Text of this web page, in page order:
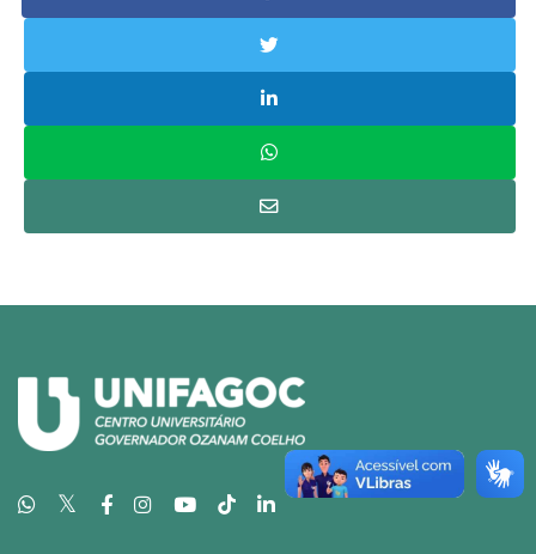
𝕏